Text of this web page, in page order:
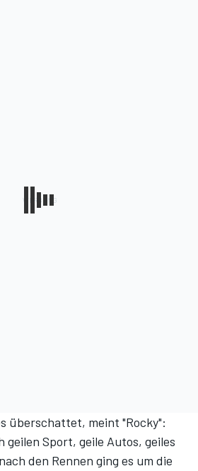
überschattet, meint "Rocky":
geilen Sport, geile Autos, geiles
den Rennen ging es um die